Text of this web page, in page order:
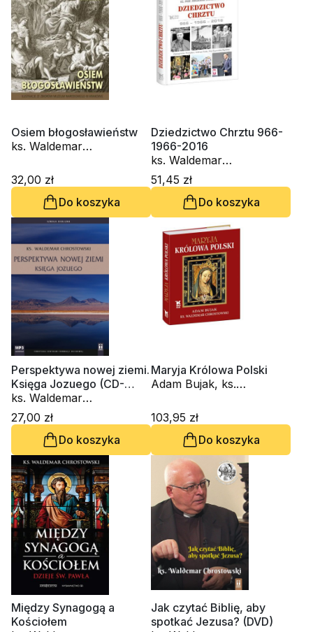
Osiem błogosławieństw
ks. Waldemar
32,00 zł
Do koszyka
Dziedzictwo Chrztu 966-
1966-2016
ks. Waldemar
Chrostowski
51,45 zł
Do koszyka
Perspektywa nowej ziemi.
Księga Jozuego (CD-
audiobook)
ks. Waldemar
Chrostowski
27,00 zł
Do koszyka
Maryja Królowa Polski
Adam Bujak, ks.
103,95 zł
Do koszyka
Między Synagogą a
Kościołem
Jak czytać Biblię, aby
spotkać Jezusa? (DVD)